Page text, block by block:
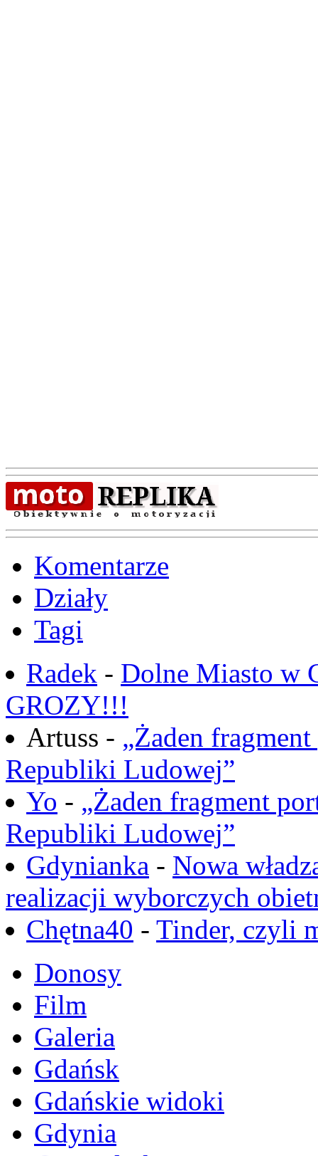
Komentarze
Działy
Tagi
Radek - Dolne Miasto w
GROZY!!!
Artuss - „Żaden
Republiki Ludowej”
Yo - „Żaden fragment
Republiki Ludowej”
Gdynianka - Nowa
realizacji wyborczych
Chętna40 - Tinder, czyli
Donosy
Film
Galeria
Gdańsk
Gdańskie widoki
Gdynia